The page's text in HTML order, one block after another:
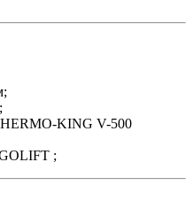
KING V-500
;